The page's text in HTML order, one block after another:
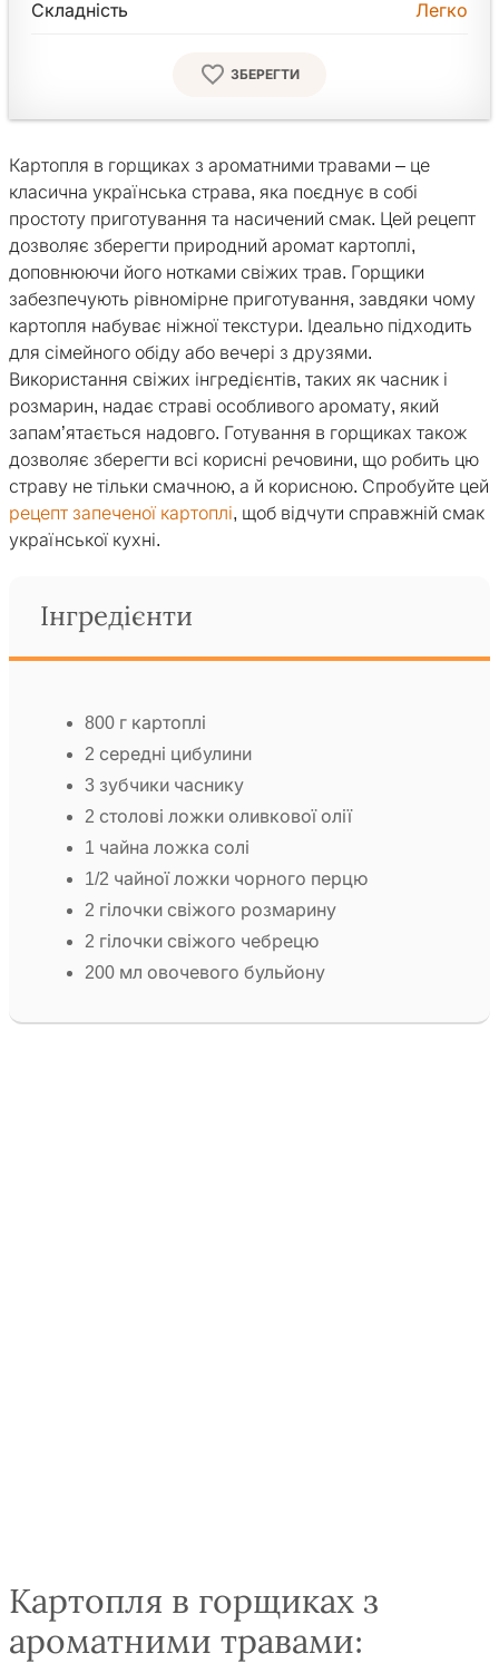
Складність Легко
ЗБЕРЕГТИ
Картопля в горщиках з ароматними травами – це
класична українська страва, яка поєднує в собі
простоту приготування та насичений смак. Цей рецепт
дозволяє зберегти природний аромат картоплі,
доповнюючи його нотками свіжих трав. Горщики
забезпечують рівномірне приготування, завдяки чому
картопля набуває ніжної текстури. Ідеально підходить
для сімейного обіду або вечері з друзями.
Використання свіжих інгредієнтів, таких як часник і
розмарин, надає страві особливого аромату, який
запам’ятається надовго. Готування в горщиках також
дозволяє зберегти всі корисні речовини, що робить цю
страву не тільки смачною, а й корисною. Спробуйте цей
рецепт запеченої картоплі, щоб відчути справжній смак
української кухні.
Інгредієнти
800 г картоплі
2 середні цибулини
3 зубчики часнику
2 столові ложки оливкової олії
1 чайна ложка солі
1/2 чайної ложки чорного перцю
2 гілочки свіжого розмарину
2 гілочки свіжого чебрецю
200 мл овочевого бульйону
Картопля в горщиках з
ароматними травами: